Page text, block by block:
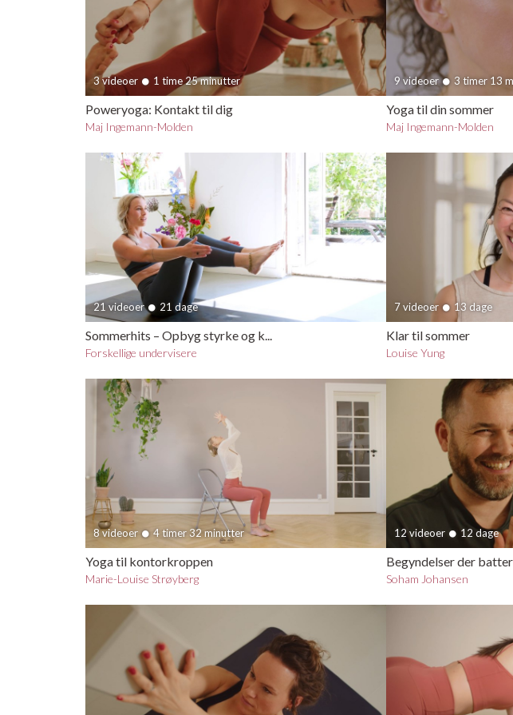
3 videoer 1 time 25 minutter
Poweryoga: Kontakt til dig
Maj Ingemann-Molden
9 videoer 3 timer 13
Yoga til din sommer
Maj Ingemann-Molden
21 videoer 21 dage
Sommerhits – Opbyg styrke og k...
Forskellige undervisere
7 videoer 13 dage
Klar til sommer
Louise Yung
8 videoer 4 timer 32 minutter
Yoga til kontorkroppen
Marie-Louise Strøyberg
12 videoer 12 dage
Begyndelser der batter
Soham Johansen